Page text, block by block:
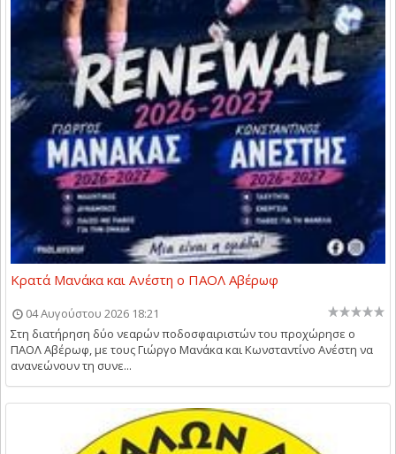
Κρατά Μανάκα και Ανέστη ο ΠΑΟΛ Αβέρωφ
04 Αυγούστου 2026 18:21
Στη διατήρηση δύο νεαρών ποδοσφαιριστών του προχώρησε ο
ΠΑΟΛ Αβέρωφ, με τους Γιώργο Μανάκα και Κωνσταντίνο Ανέστη να
ανανεώνουν τη συνε...